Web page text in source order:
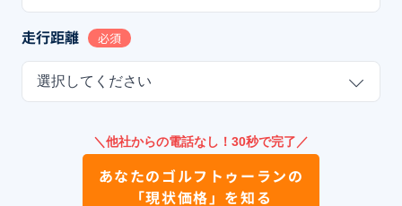
走行距離 必須
選択してください
＼他社からの電話なし！30秒で完了／
あなたの ゴルフトゥーランの
「現状価格」を知る